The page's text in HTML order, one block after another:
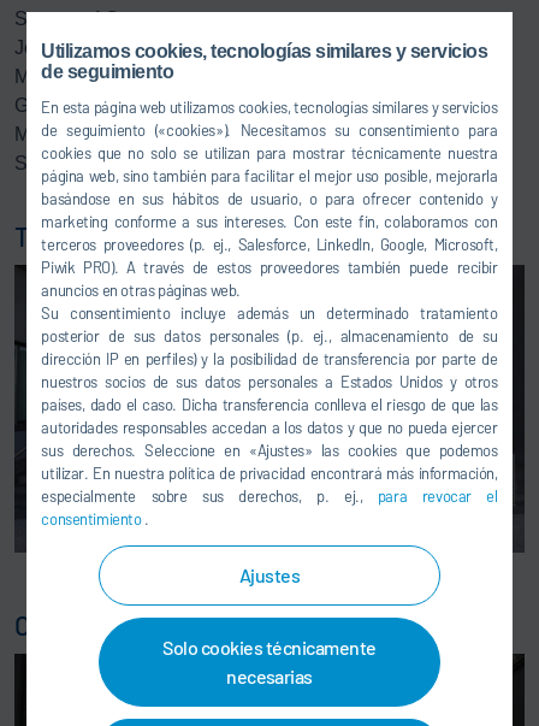
Utilizamos cookies, tecnologías similares y servicios
de seguimiento
En esta página web utilizamos cookies, tecnologías similares y servicios
de seguimiento («cookies»). Necesitamos su consentimiento para
cookies que no solo se utilizan para mostrar técnicamente nuestra
página web, sino también para facilitar el mejor uso posible, mejorarla
basándose en sus hábitos de usuario, o para ofrecer contenido y
marketing conforme a sus intereses. Con este fin, colaboramos con
terceros proveedores (p. ej., Salesforce, LinkedIn, Google, Microsoft,
Piwik PRO). A través de estos proveedores también puede recibir
anuncios en otras páginas web.
Su consentimiento incluye además un determinado tratamiento
posterior de sus datos personales (p. ej., almacenamiento de su
dirección IP en perfiles) y la posibilidad de transferencia por parte de
nuestros socios de sus datos personales a Estados Unidos y otros
países, dado el caso. Dicha transferencia conlleva el riesgo de que las
autoridades responsables accedan a los datos y que no pueda ejercer
sus derechos. Seleccione en «Ajustes» las cookies que podemos
utilizar. En nuestra política de privacidad encontrará más información,
especialmente sobre sus derechos, p. ej., para revocar el
consentimiento.
Ajustes
Solo cookies técnicamente
necesarias
Systems AG
Johannes Kremer, KettenWulf Betriebs GmbH
Matthias Wennagel, Director Strategic Purchasing Homag
GmbH
Maike Dust, Strategic Purchasing/Project Buying Dürr
Systems AG
Todos los nominados por Dürr
Categoría «Quality & Reliability»